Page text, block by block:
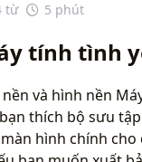
từ
5 phút
tính tình
và hình nền
thích bộ sưu
hình chính